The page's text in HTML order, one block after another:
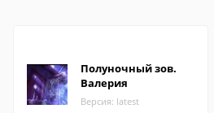
Полуночный зов.
Валерия
Версия: latest